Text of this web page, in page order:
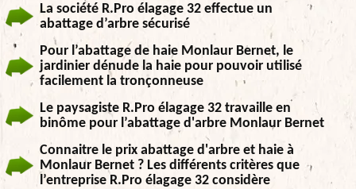
La société R.Pro élagage 32 effectue un
abattage d’arbre sécurisé
Pour l’abattage de haie Monlaur Bernet, le
jardinier dénude la haie pour pouvoir utilisé
facilement la tronçonneuse
Le paysagiste R.Pro élagage 32 travaille en
binôme pour l’abattage d'arbre Monlaur Bernet
Connaitre le prix abattage d'arbre et haie à
Monlaur Bernet ? Les différents critères que
l’entreprise R.Pro élagage 32 considère